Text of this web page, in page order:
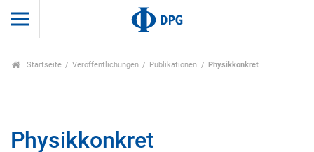
Startseite Veröffentlichungen Publikationen Physikkonkret
Physikkonkret